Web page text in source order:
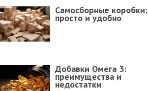
Самосборные коробки:
просто и удобно
Добавки Омега 3:
преимущества и
недостатки